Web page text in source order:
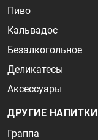
Пиво
Кальвадос
Безалкогольное
Деликатесы
Аксессуары
ДРУГИЕ НАПИТКИ
Граппа